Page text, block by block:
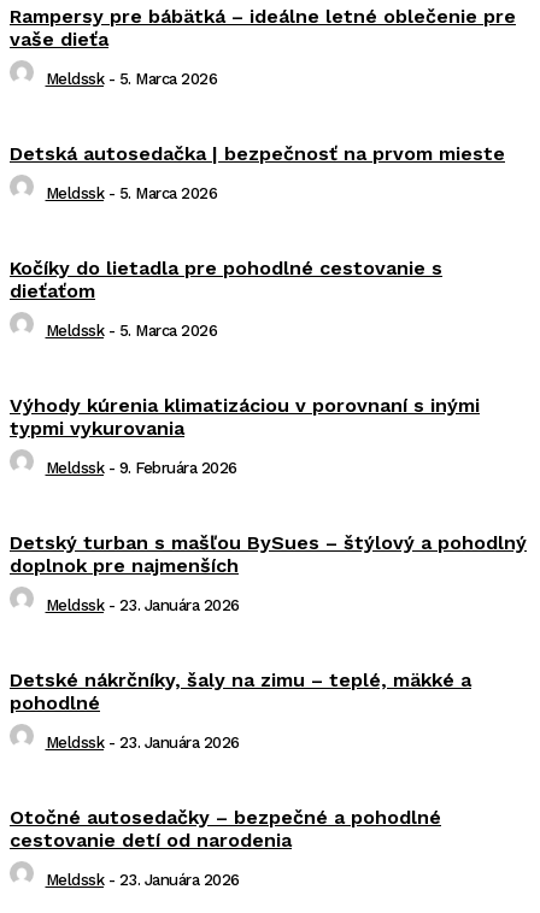
Rampersy pre bábätká – ideálne letné oblečenie pre
vaše dieťa
Meldssk - 5. Marca 2026
Detská autosedačka | bezpečnosť na prvom mieste
Meldssk - 5. Marca 2026
Kočíky do lietadla pre pohodlné cestovanie s
dieťaťom
Meldssk - 5. Marca 2026
Výhody kúrenia klimatizáciou v porovnaní s inými
typmi vykurovania
Meldssk - 9. Februára 2026
Detský turban s mašľou BySues – štýlový a pohodlný
doplnok pre najmenších
Meldssk - 23. Januára 2026
Detské nákrčníky, šaly na zimu – teplé, mäkké a
pohodlné
Meldssk - 23. Januára 2026
Otočné autosedačky – bezpečné a pohodlné
cestovanie detí od narodenia
Meldssk - 23. Januára 2026